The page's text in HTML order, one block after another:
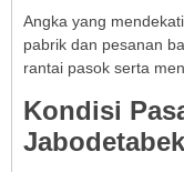
Angka yang
pabrik dan pesanan
rantai pasok serta
Kondisi